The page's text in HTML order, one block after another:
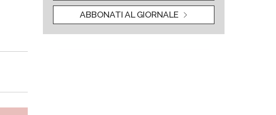
ABBONATI AL GIORNALE